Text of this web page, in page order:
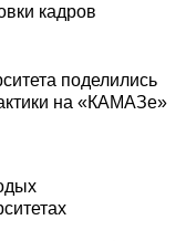
кадров
поделились
на «КАМАЗе»